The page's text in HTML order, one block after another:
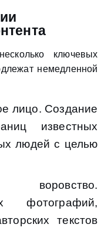
ключевых
немедленной
лицо. Создание
известных
людей с целью
воровство.
фотографий,
текстов